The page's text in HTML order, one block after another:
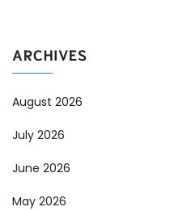
ARCHIVES
August 2026
July 2026
June 2026
May 2026